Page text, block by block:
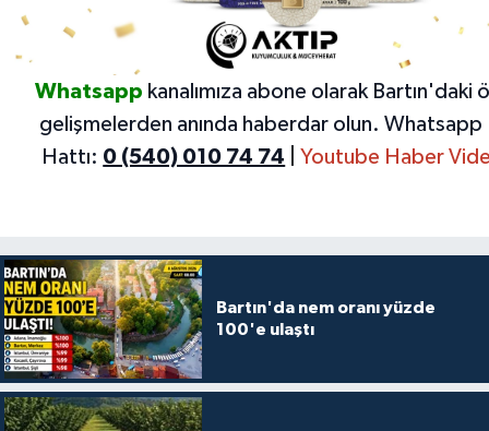
Whatsapp kanalımıza abone olarak Bartın'daki
gelişmelerden anında haberdar olun. Whatsapp
Hattı: 0 (540) 010 74 74 |Youtube Haber
Bartın'da nem oranı yüzde
100'e ulaştı